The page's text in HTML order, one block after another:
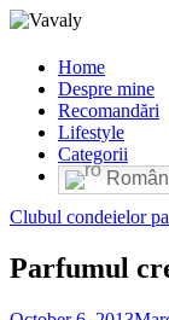
Home
Despre mine
Recomandări
Lifestyle
Categorii
Clubul condeielor
Parfumul